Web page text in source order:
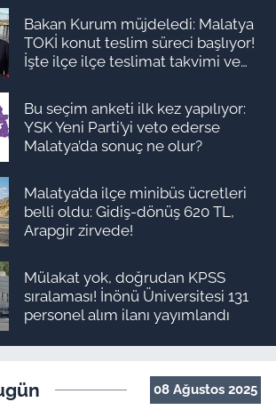
Bakan Kurum müjdeledi: Malatya
TOKİ konut teslim süreci başlıyor!
İşte ilçe ilçe teslimat takvimi ve
Bu seçim anketi ilk kez yapılıyor:
YSK Yeni Parti’yi veto ederse
Malatya’da sonuç ne olur?
Malatya’da ilçe minibüs ücretleri
belli oldu: Gidiş-dönüş 620 TL,
Arapgir zirvede!
Mülakat yok, doğrudan KPSS
sıralaması! İnönü Üniversitesi 131
personel alım ilanı yayımlandı
08 Ağustos 2025